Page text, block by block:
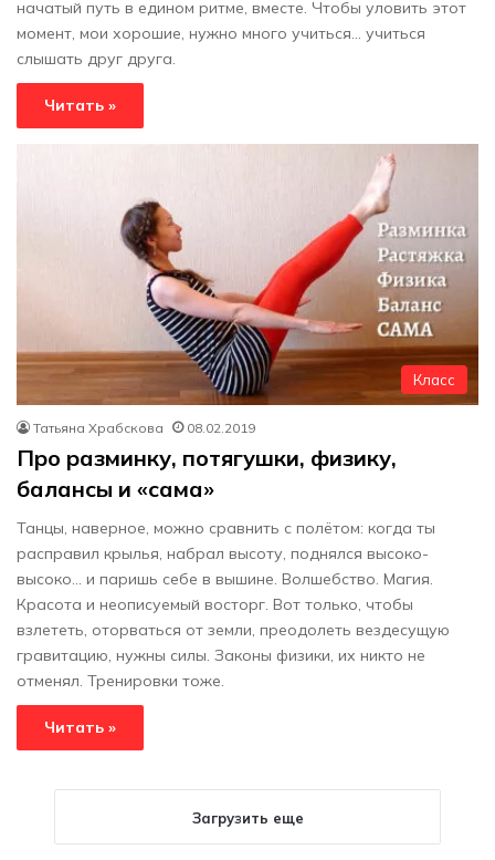
начатый путь в едином ритме, вместе. Чтобы уловить этот
момент, мои хорошие, нужно много учиться... учиться
слышать друг друга.
Читать »
Класс
Татьяна Храбскова 08.02.2019
Про разминку, потягушки, физику,
балансы и «сама»
Танцы, наверное, можно сравнить с полётом: когда ты
расправил крылья, набрал высоту, поднялся высоко-
высоко... и паришь себе в вышине. Волшебство. Магия.
Красота и неописуемый восторг. Вот только, чтобы
взлететь, оторваться от земли, преодолеть вездесущую
гравитацию, нужны силы. Законы физики, их никто не
отменял. Тренировки тоже.
Читать »
Загрузить еще